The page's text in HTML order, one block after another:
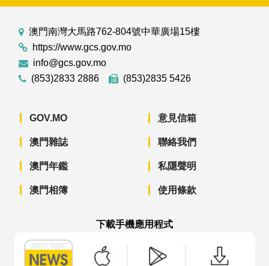
澳門南灣大馬路762-804號中華廣場15樓
https://www.gcs.gov.mo
info@gcs.gov.mo
(853)2833 2886
(853)2835 5426
GOV.MO
澳門雜誌
澳門年鑑
澳門相簿
意見信箱
聯絡我們
私隱聲明
使用條款
下載手機應用程式